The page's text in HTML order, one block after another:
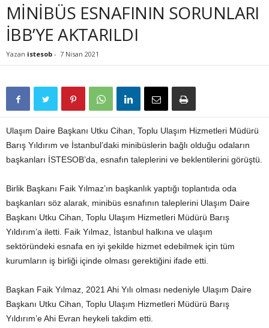
MİNİBÜS ESNAFININ SORUNLARI
İBB’YE AKTARILDI
Yazan istesob - 7 Nisan 2021
Ulaşım Daire Başkanı Utku Cihan, Toplu Ulaşım Hizmetleri Müdürü
Barış Yıldırım ve İstanbul’daki minibüslerin bağlı olduğu odaların
başkanları İSTESOB’da, esnafın taleplerini ve beklentilerini görüştü.
Birlik Başkanı Faik Yılmaz’ın başkanlık yaptığı toplantıda oda
başkanları söz alarak, minibüs esnafının taleplerini Ulaşım Daire
Başkanı Utku Cihan, Toplu Ulaşım Hizmetleri Müdürü Barış
Yıldırım’a iletti. Faik Yılmaz, İstanbul halkına ve ulaşım
sektöründeki esnafa en iyi şekilde hizmet edebilmek için tüm
kurumların iş birliği içinde olması gerektiğini ifade etti.
Başkan Faik Yılmaz, 2021 Ahi Yılı olması nedeniyle Ulaşım Daire
Başkanı Utku Cihan, Toplu Ulaşım Hizmetleri Müdürü Barış
Yıldırım’e Ahi Evran heykeli takdim etti.